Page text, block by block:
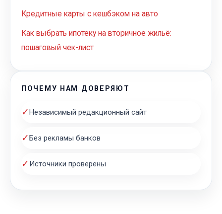
Кредитные карты с кешбэком на авто
Как выбрать ипотеку на вторичное жильё:
пошаговый чек-лист
ПОЧЕМУ НАМ ДОВЕРЯЮТ
✓Независимый редакционный сайт
✓Без рекламы банков
✓ Источники проверены